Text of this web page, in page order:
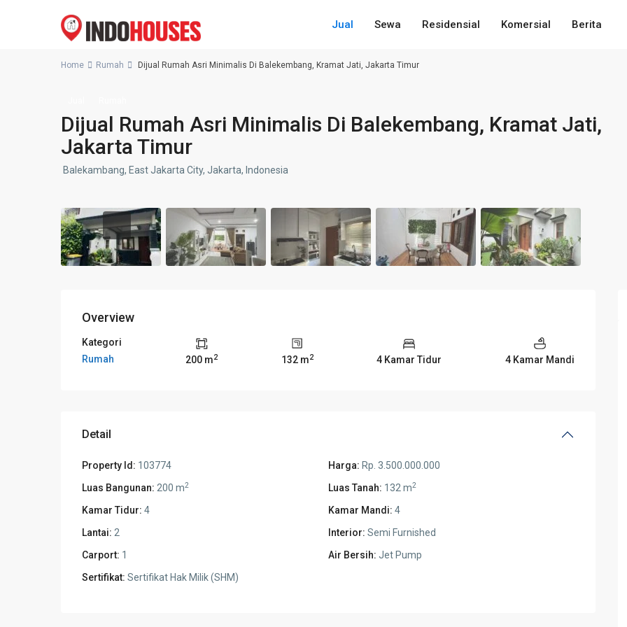
Jual Sewa Residensial Komersial Berita
Home Rumah Dijual Rumah Asri Minimalis Di Balekembang, Kramat Jati, Jakarta Timur
Dijual Rumah Asri Minimalis Di Balekembang, Kramat Jati,
Jakarta Timur
Balekambang, East Jakarta City, Jakarta, Indonesia
Overview
Kategori
Rumah
200 m2 132 m2 4 Kamar Tidur 4 Kamar Mandi
Detail
Property Id: 103774 Harga: Rp. 3.500.000.000
Luas Bangunan: 200 m2 Luas Tanah: 132 m2
Kamar Tidur: 4 Kamar Mandi: 4
Lantai: 2 Interior: Semi Furnished
Carport: 1 Air Bersih: Jet Pump
Sertifikat: Sertifikat Hak Milik (SHM)